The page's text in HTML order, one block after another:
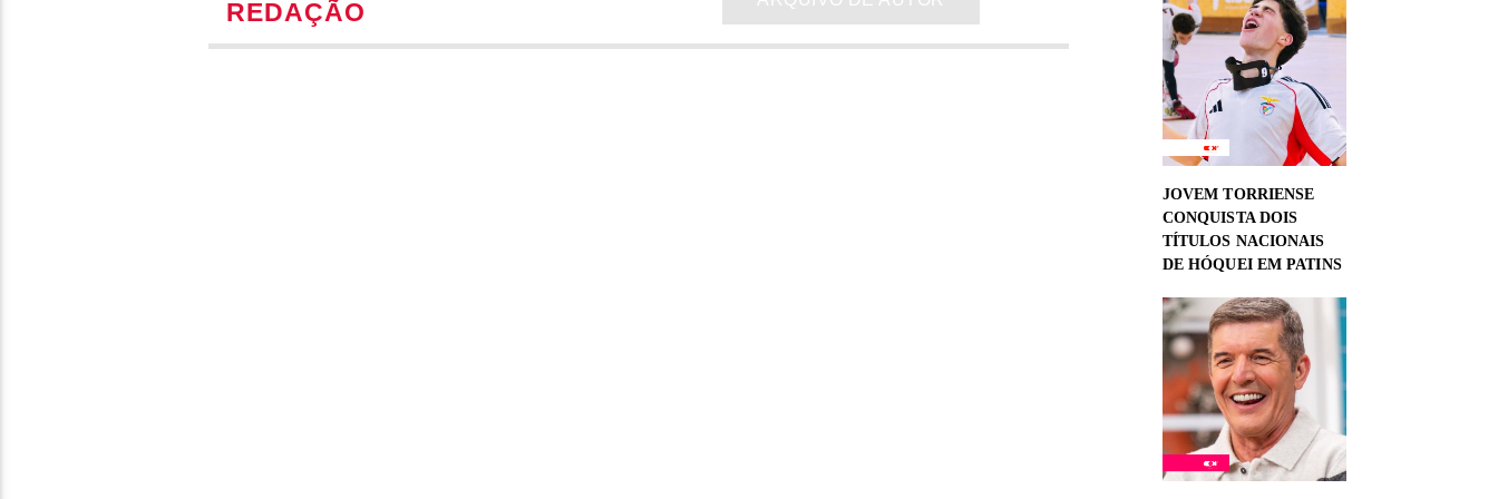
REDAÇÃO
JOVEM TORRIENSE
CONQUISTA DOIS
TÍTULOS NACIONAIS
DE HÓQUEI EM PATINS